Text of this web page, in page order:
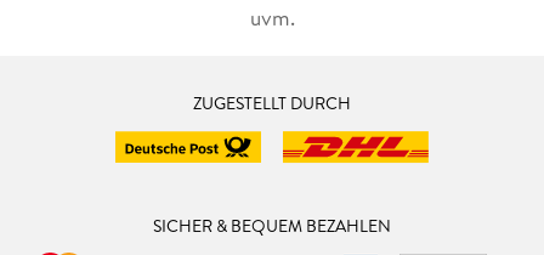
uvm.
ZUGESTELLT DURCH
SICHER & BEQUEM BEZAHLEN